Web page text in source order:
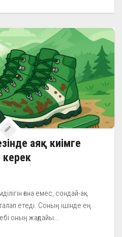
аяқ киімге
керек
ғана емес, сондай-ақ
етеді. Соның ішінде ең
оның жағдайы...